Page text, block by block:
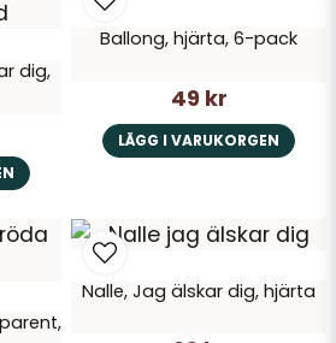
min fråga
Skicka fråga
dig,
Ballong, hjärta, 6-pack
49 kr
LÄGG I VARUKORGEN
Nalle, Jag älskar dig, hjärta